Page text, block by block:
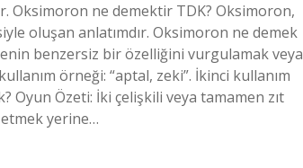
Oksimoron ne demektir TDK? Oksimoron,
oluşan anlatımdır. Oksimoron ne demek
benzersiz bir özelliğini vurgulamak veya
örneği: “aptal, zeki”. İkinci kullanım
Oyun Özeti: İki çelişkili veya tamamen zıt
yerine…